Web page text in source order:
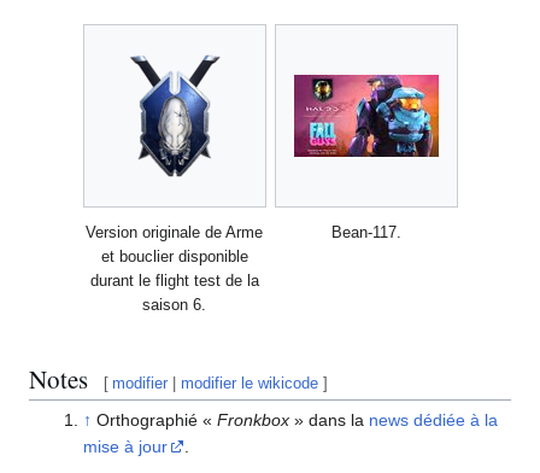
Version originale de Arme
et bouclier disponible
durant le flight test de la
saison 6.
Bean-117.
Notes [ modifier |modifier le wikicode ]
↑ Orthographié « Fronkbox» dans la news dédiée à la
mise à jour
.